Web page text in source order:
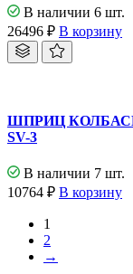
В наличии 6 шт.
26496 ₽ В корзину
ШПРИЦ
SV-3
В наличии 7 шт.
10764 ₽ В корзину
1
2
→